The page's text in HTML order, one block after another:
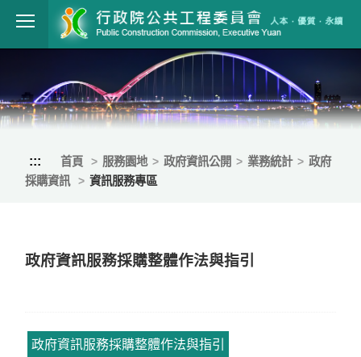
跳到主要內容
行政院公共工
::: 首頁 服務園地 政府資訊公開 業務統計
政府
採購資訊
資訊服務專區
政府資訊服務採購整體作法與指引
政府資訊服務採購整體作法與指引